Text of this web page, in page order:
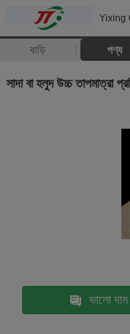
Yixing
বাড়ি পণ্য
সাদা বা হলুদ উচ্চ
ভালো দাম